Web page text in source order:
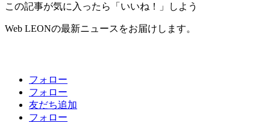
この記事が気に入ったら「いいね！」しよう
Web LEONの最新ニュースをお届けします。
フォロー
フォロー
友だち追加
フォロー